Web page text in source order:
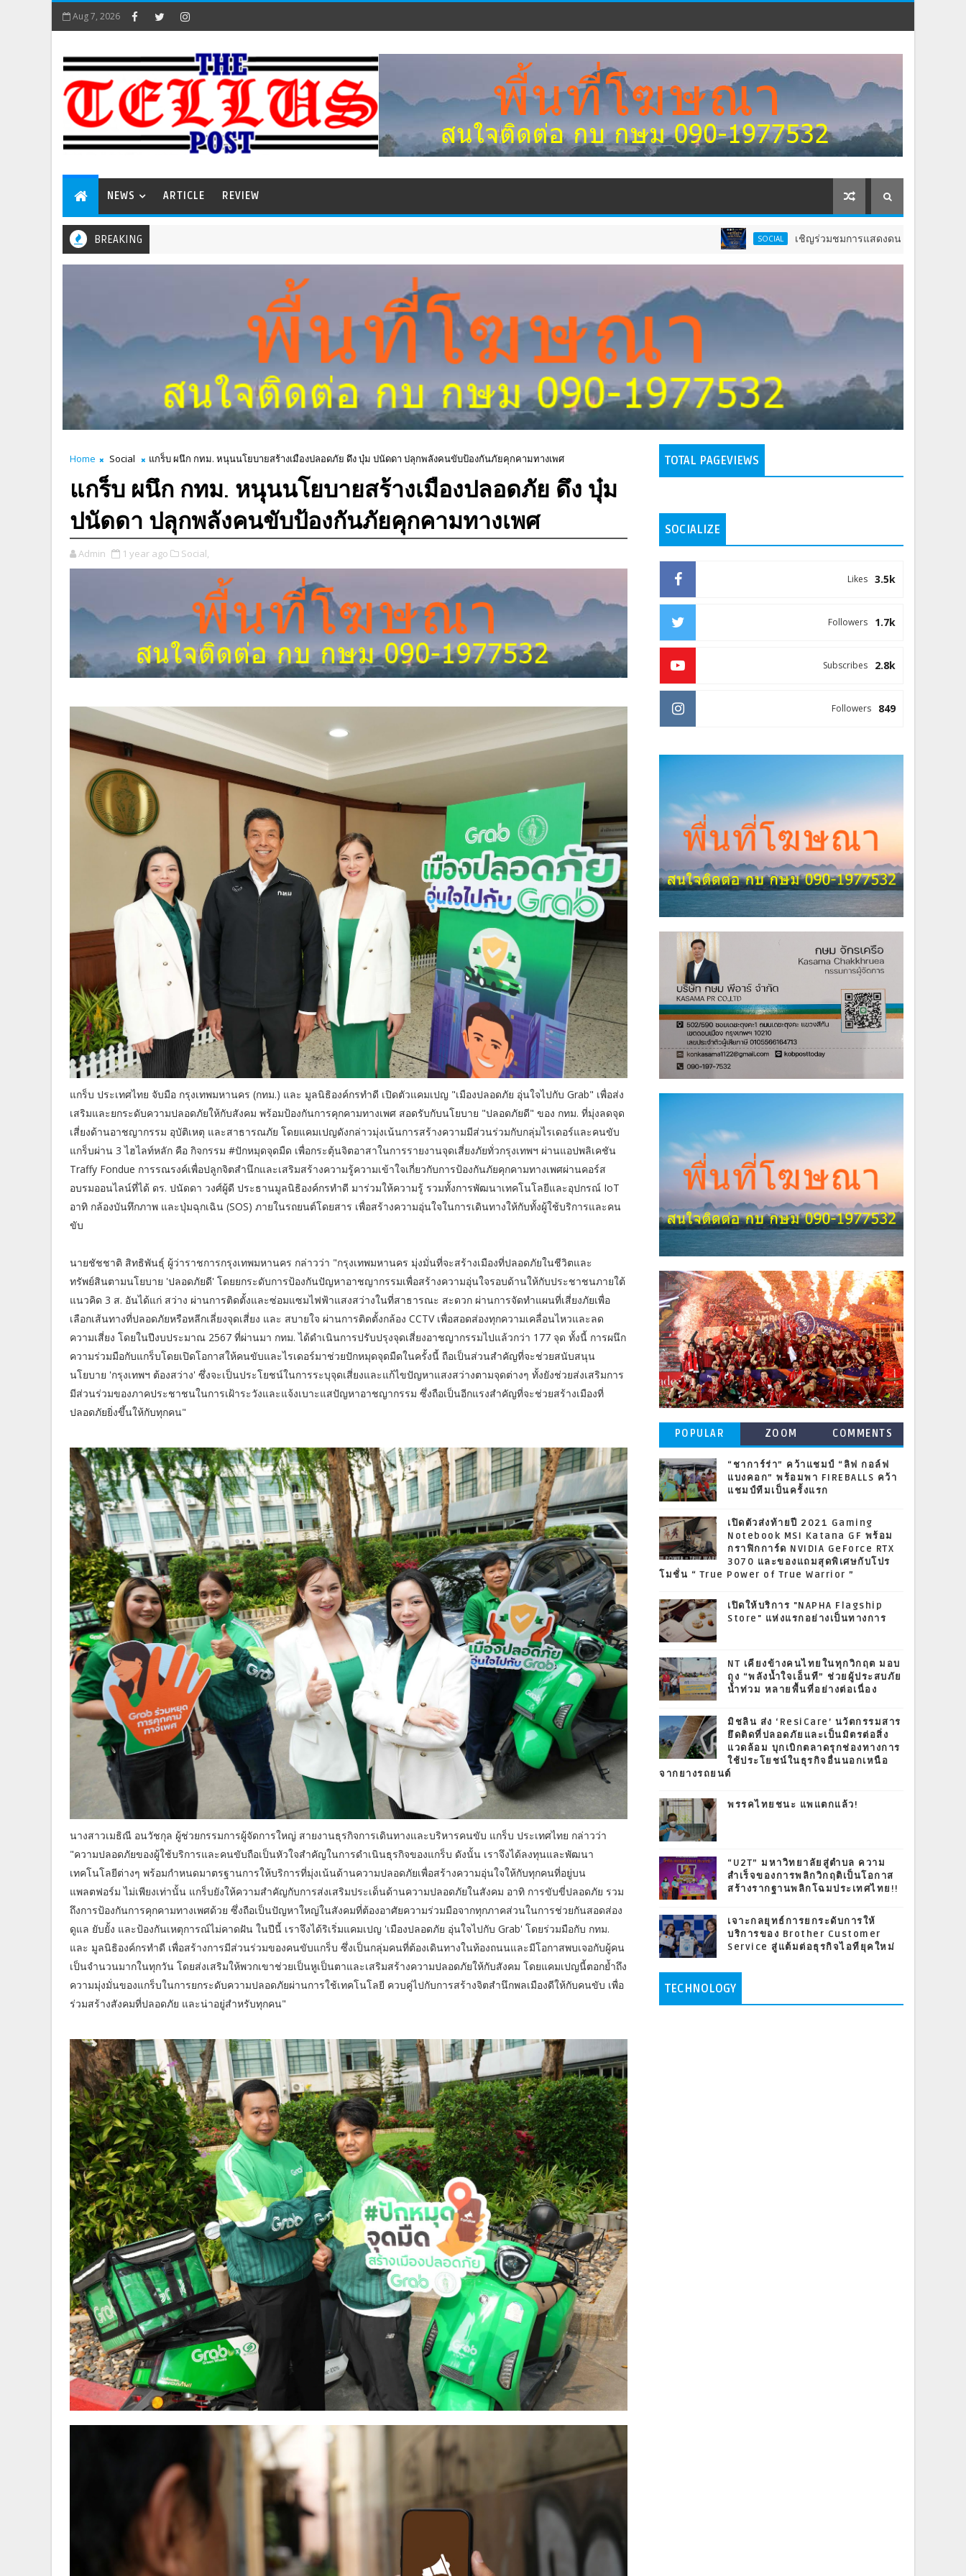
Aug 7, 2026
NEWS ARTICLE REVIEW
BREAKING เชิญร่วมชมการแสดงดนตรีพื้นบ้าน เพื่อน้อมสำนึกในพร
Home Social แกร็บ ผนึก กทม. หนุนนโยบายสร้างเมืองปลอดภัย ดึง บุ๋ม ปนัดดา ปลุกพลังคนขับป้องกันภัยคุกคามทางเพศ
แกร็บ ผนึก กทม. หนุนนโยบายสร้างเมืองปลอดภัย ดึง บุ๋ม
ปนัดดา ปลุกพลังคนขับป้องกันภัยคุกคามทางเพศ
Admin 1 year ago Social,
แกร็บ ประเทศไทย จับมือ กรุงเทพมหานคร (กทม.) และ มูลนิธิองค์กรทำดี เปิดตัวแคมเปญ "เมืองปลอดภัย อุ่นใจไปกับ Grab" เพื่อส่ง
เสริมและยกระดับความปลอดภัยให้กับสังคม พร้อมป้องกันการคุกคามทางเพศ สอดรับกับนโยบาย "ปลอดภัยดี" ของ กทม. ที่มุ่งลดจุด
เสี่ยงด้านอาชญากรรม อุบัติเหตุ และสาธารณภัย โดยแคมเปญดังกล่าวมุ่งเน้นการสร้างความมีส่วนร่วมกับกลุ่มไรเดอร์และคนขับ
แกร็บผ่าน 3 ไฮไลท์หลัก คือ กิจกรรม #ปักหมุดจุดมืด เพื่อกระตุ้นจิตอาสาในการรายงานจุดเสี่ยงภัยทั่วกรุงเทพฯ ผ่านแอปพลิเคชัน
Traffy Fondue การรณรงค์เพื่อปลูกจิตสำนึกและเสริมสร้างความรู้ความเข้าใจเกี่ยวกับการป้องกันภัยคุกคามทางเพศผ่านคอร์ส
อบรมออนไลน์ที่ได้ ดร. ปนัดดา วงศ์ผู้ดี ประธานมูลนิธิองค์กรทำดี มาร่วมให้ความรู้ รวมทั้งการพัฒนาเทคโนโลยีและอุปกรณ์ IoT
อาทิ กล้องบันทึกภาพ และปุ่มฉุกเฉิน (SOS) ภายในรถยนต์โดยสาร เพื่อสร้างความอุ่นใจในการเดินทางให้กับทั้งผู้ใช้บริการและคน
ขับ
นายชัชชาติ สิทธิพันธุ์ ผู้ว่าราชการกรุงเทพมหานคร กล่าวว่า "กรุงเทพมหานคร มุ่งมั่นที่จะสร้างเมืองที่ปลอดภัยในชีวิตและ
ทรัพย์สินตามนโยบาย 'ปลอดภัยดี' โดยยกระดับการป้องกันปัญหาอาชญากรรมเพื่อสร้างความอุ่นใจรอบด้านให้กับประชาชนภายใต้
แนวคิด 3 ส. อันได้แก่ สว่าง ผ่านการติดตั้งและซ่อมแซมไฟฟ้าแสงสว่างในที่สาธารณะ สะดวก ผ่านการจัดทำแผนที่เสี่ยงภัยเพื่อ
เลือกเส้นทางที่ปลอดภัยหรือหลีกเลี่ยงจุดเสี่ยง และ สบายใจ ผ่านการติดตั้งกล้อง CCTV เพื่อสอดส่องทุกความเคลื่อนไหวและลด
ความเสี่ยง โดยในปีงบประมาณ 2567 ที่ผ่านมา กทม. ได้ดำเนินการปรับปรุงจุดเสี่ยงอาชญากรรมไปแล้วกว่า 177 จุด ทั้งนี้ การผนึก
ความร่วมมือกับแกร็บโดยเปิดโอกาสให้คนขับและไรเดอร์มาช่วยปักหมุดจุดมืดในครั้งนี้ ถือเป็นส่วนสำคัญที่จะช่วยสนับสนุน
นโยบาย 'กรุงเทพฯ ต้องสว่าง' ซึ่งจะเป็นประโยชน์ในการระบุจุดเสี่ยงและแก้ไขปัญหาแสงสว่างตามจุดต่างๆ ทั้งยังช่วยส่งเสริมการ
มีส่วนร่วมของภาคประชาชนในการเฝ้าระวังและแจ้งเบาะแสปัญหาอาชญากรรม ซึ่งถือเป็นอีกแรงสำคัญที่จะช่วยสร้างเมืองที่
ปลอดภัยยิ่งขึ้นให้กับทุกคน"
นางสาวเมธิณี อนวัชกุล ผู้ช่วยกรรมการผู้จัดการใหญ่ สายงานธุรกิจการเดินทางและบริหารคนขับ แกร็บ ประเทศไทย กล่าวว่า
"ความปลอดภัยของผู้ใช้บริการและคนขับถือเป็นหัวใจสำคัญในการดำเนินธุรกิจของแกร็บ ดังนั้น เราจึงได้ลงทุนและพัฒนา
เทคโนโลยีต่างๆ พร้อมกำหนดมาตรฐานการให้บริการที่มุ่งเน้นด้านความปลอดภัยเพื่อสร้างความอุ่นใจให้กับทุกคนที่อยู่บน
แพลตฟอร์ม ไม่เพียงเท่านั้น แกร็บยังให้ความสำคัญกับการส่งเสริมประเด็นด้านความปลอดภัยในสังคม อาทิ การขับขี่ปลอดภัย รวม
ถึงการป้องกันการคุกคามทางเพศด้วย ซึ่งถือเป็นปัญหาใหญ่ในสังคมที่ต้องอาศัยความร่วมมือจากทุกภาคส่วนในการช่วยกันสอดส่อง
ดูแล ยับยั้ง และป้องกันเหตุการณ์ไม่คาดฝัน ในปีนี้ เราจึงได้ริเริ่มแคมเปญ 'เมืองปลอดภัย อุ่นใจไปกับ Grab' โดยร่วมมือกับ กทม.
และ มูลนิธิองค์กรทำดี เพื่อสร้างการมีส่วนร่วมของคนขับแกร็บ ซึ่งเป็นกลุ่มคนที่ต้องเดินทางในท้องถนนและมีโอกาสพบเจอกับผู้คน
เป็นจำนวนมากในทุกวัน โดยส่งเสริมให้พวกเขาช่วยเป็นหูเป็นตาและเสริมสร้างความปลอดภัยให้กับสังคม โดยแคมเปญนี้ตอกย้ำถึง
ความมุ่งมั่นของแกร็บในการยกระดับความปลอดภัยผ่านการใช้เทคโนโลยี ควบคู่ไปกับการสร้างจิตสำนึกพลเมืองดีให้กับคนขับ เพื่อ
ร่วมสร้างสังคมที่ปลอดภัย และน่าอยู่สำหรับทุกคน"
TOTAL PAGEVIEWS
SOCIALIZE
3.5k
Likes
1.7k
Followers
2.8k
Subscribes
849
Followers
POPULAR
POSTS
ZOOM COMMENTS
“ชาการ์ร่า” คว้าแชมป์ “ลิฟ กอล์ฟ
แบงคอก” พร้อมพา FIREBALLS คว้า
แชมป์ทีมเป็นครั้งแรก
เปิดตัวส่งท้ายปี 2021 Gaming
Notebook MSI Katana GF พร้อม
กราฟิกการ์ด NVIDIA GeForce RTX
3070 และของแถมสุดพิเศษกับโปร
โมชั่น “ True Power of True Warrior ”
เปิดให้บริการ "NAPHA Flagship
Store" แห่งแรกอย่างเป็นทางการ
NT เคียงข้างคนไทยในทุกวิกฤต มอบ
ถุง “พลังน้ำใจเอ็นที” ช่วยผู้ประสบภัย
น้ำท่วม หลายพื้นที่อย่างต่อเนื่อง
มิชลิน ส่ง ‘ResiCare’ นวัตกรรมสาร
ยึดติดที่ปลอดภัยและเป็นมิตรต่อสิ่ง
แวดล้อม บุกเบิกตลาดรุกช่องทางการ
ใช้ประโยชน์ในธุรกิจอื่นนอกเหนือ
จากยางรถยนต์
พรรคไทยชนะ แพแตกแล้ว!
“U2T” มหาวิทยาลัยสู่ตำบล ความ
สำเร็จของการพลิกวิกฤติเป็นโอกาส
สร้างรากฐานพลิกโฉมประเทศไทย!!
เจาะกลยุทธ์การยกระดับการให้
บริการของ Brother Customer
Service สู่แต้มต่อธุรกิจไอทียุคใหม่
TECHNOLOGY